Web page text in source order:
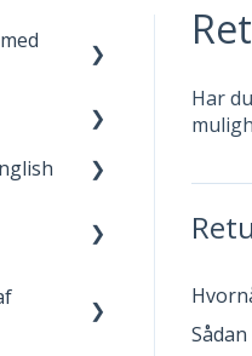
Har
login
på
login